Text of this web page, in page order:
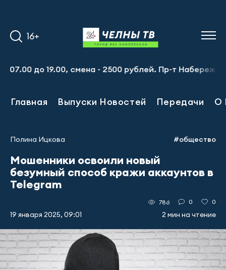
16+
19.00, смена - 2500 рублей. Пр-т
Главная Выпуски Новостей Передачи О
Полина Ицкова #общество
Мошенники освоили новый
безумный способ кражи аккаунтов в
Telegram
19 января 2025, 09:01
786 0 0
2 мин на чтение